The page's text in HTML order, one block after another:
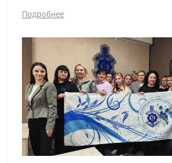
Подробнее